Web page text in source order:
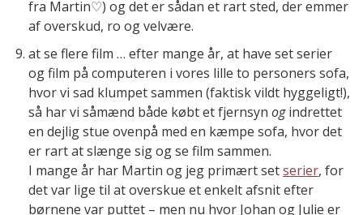
fra Martin♡) og det er sådan et rart sted, der emmer
af overskud, ro og velvære.
at se flere film … efter mange år, at have set serier
og film på computeren i vores lille to personers sofa,
hvor vi sad klumpet sammen (faktisk vildt hyggeligt!),
så har vi såmænd både købt et fjernsyn ogindrettet
en dejlig stue ovenpå med en kæmpe sofa, hvor det
er rart at slænge sig og se film sammen.
I mange år har Martin og jeg primært setserier, for
det var lige til at overskue et enkelt afsnit efter
børnene var puttet – men nu hvor Johan og Julie er